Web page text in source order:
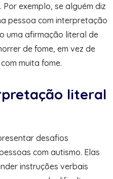
exemplo, se alguém diz
pessoa com interpretação
uma afirmação literal de
de fome, em vez de
muita fome.
literal
desafios
com autismo. Elas
instruções verbais